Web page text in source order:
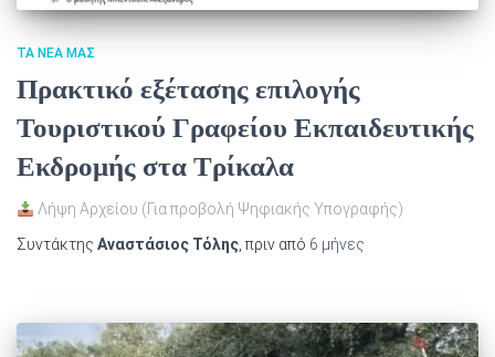
ΤΑ ΝΈΑ ΜΑΣ
Πρακτικό εξέτασης επιλογής
Τουριστικού Γραφείου Εκπαιδευτικής
Εκδρομής στα Τρίκαλα
Λήψη Αρχείου (Για προβολή Ψηφιακής Υπογραφής)
Συντάκτης Αναστάσιος Τόλης, πριν από 6 μήνες